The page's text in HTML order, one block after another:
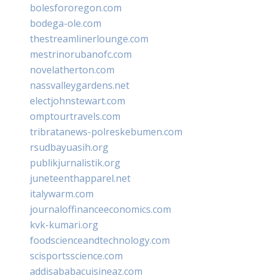
bolesfororegon.com
bodega-ole.com
thestreamlinerlounge.com
mestrinorubanofc.com
novelatherton.com
nassvalleygardens.net
electjohnstewart.com
omptourtravels.com
tribratanews-polreskebumen.com
rsudbayuasih.org
publikjurnalistik.org
juneteenthapparel.net
italywarm.com
journaloffinanceeconomics.com
kvk-kumari.org
foodscienceandtechnology.com
scisportsscience.com
addisababacuisineaz.com